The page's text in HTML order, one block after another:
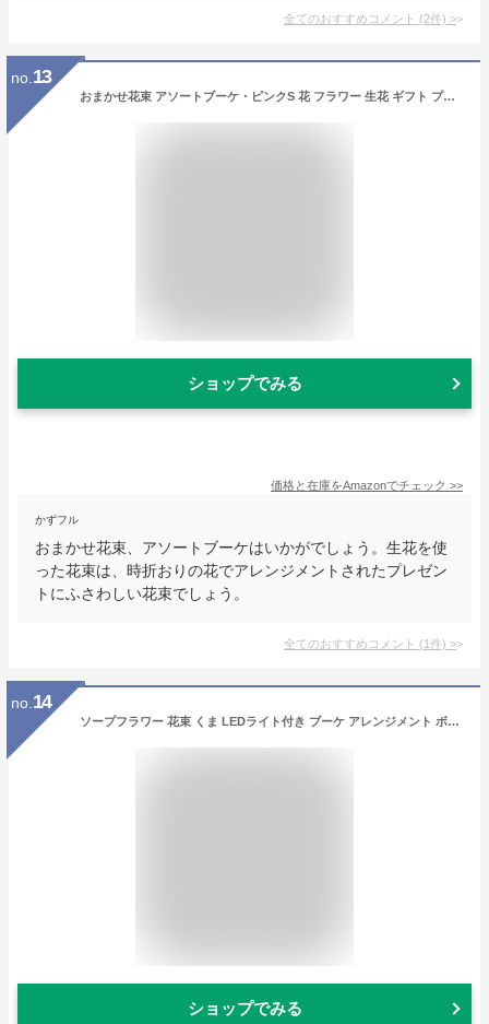
全てのおすすめコメント (2件) >
no. 13
おまかせ花束 アソートブーケ・ピンクS 花 フラワー 生花 ギフト プレゼント 誕生日 記念日 お祝い ブーケ
ショップでみる
価格と在庫をAmazonでチェック >>
かずフル
おまかせ花束、アソートブーケはいかがでしょう。生花を使
った花束は、時折おりの花でアレンジメントされたプレゼン
トにふさわしい花束でしょう。
全てのおすすめコメント (1件) >
no. 14
ソープフラワー 花束 くま LEDライト付き ブーケ アレンジメント ボックス入り バラ 向日葵 母の日 誕生日 記念日 敬老の日 還暦祝い 先生の日 プレゼント ホワイトデー バレンタインデー 発表会 入学式 昇進 退職祝い お見舞い 新築祝い 卒業祝い 贈り物 贈答品 メッセージカード付き(花束－黄)
ショップでみる